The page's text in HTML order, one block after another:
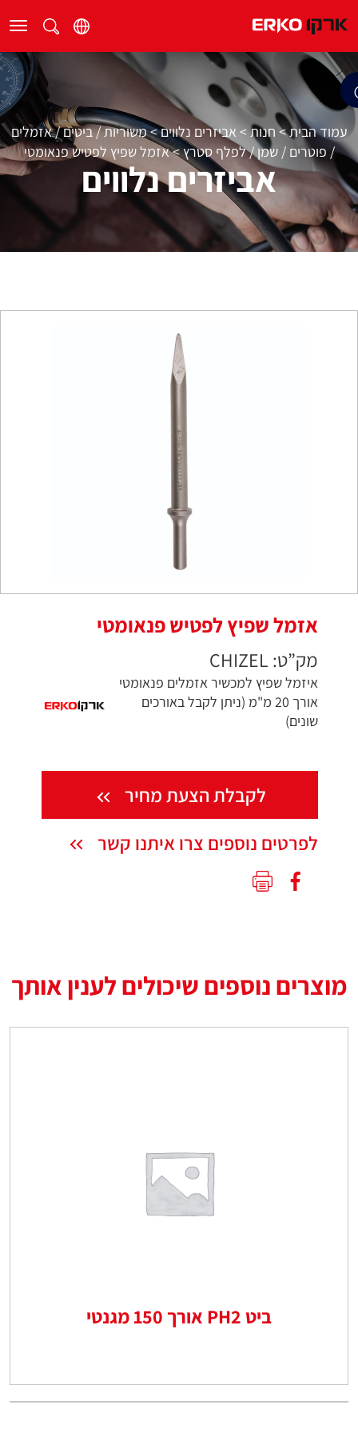
עמוד הבית>חנות> אביזרים נלווים>משוריות / ביטים / אזמלים
/ פוטרים / שמן / לפלף סטרץ>אזמל שפיץ לפטיש פנאומטי
אביזרים נלווים
אזמל שפיץ לפטיש פנאומטי
מק”ט: CHIZEL
איזמל שפיץ למכשיר אזמלים פנאומטי
אורך 20 מ"מ (ניתן לקבל באורכים
שונים)
לקבלת הצעת מחיר
לפרטים נוספים צרו איתנו קשר
מוצרים נוספים שיכולים לענין אותך
ביט PH2 אורך 150 מגנטי